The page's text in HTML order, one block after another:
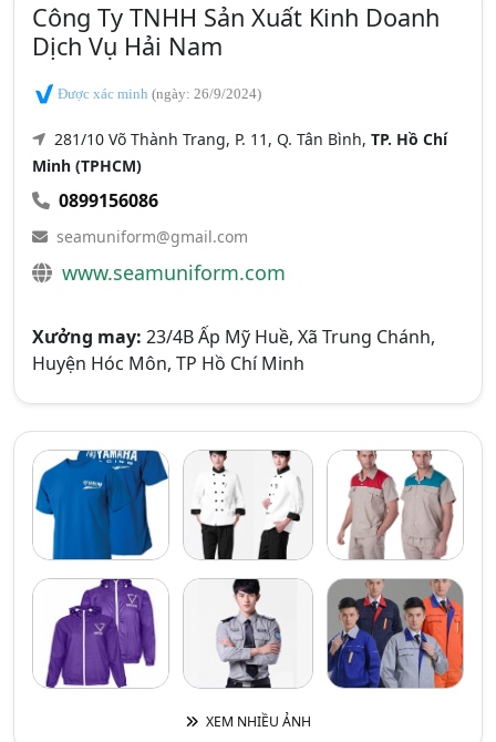
Công Ty TNHH Sản Xuất Kinh Doanh
Dịch Vụ Hải Nam
Được xác minh (ngày: 26/9/2024)
281/10 Võ Thành Trang, P. 11, Q. Tân Bình, TP. Hồ Chí
Minh (TPHCM)
0899156086
seamuniform@gmail.com
www.seamuniform.com
Xưởng may: 23/4B Ấp Mỹ Huề, Xã Trung Chánh,
Huyện Hóc Môn, TP Hồ Chí Minh
XEM NHIỀU ẢNH